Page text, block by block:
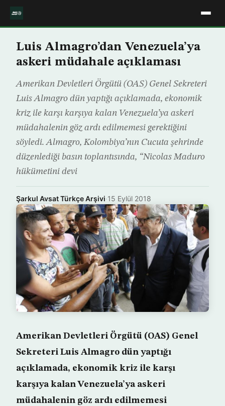
Luis Almagro’dan Venezuela’ya
askeri müdahale açıklaması
Amerikan Devletleri Örgütü (OAS) Genel Sekreteri
Luis Almagro dün yaptığı açıklamada, ekonomik
kriz ile karşı karşıya kalan Venezuela’ya askeri
müdahalenin göz ardı edilmemesi gerektiğini
söyledi. Almagro, Kolombiya’nın Cucuta şehrinde
düzenlediği basın toplantısında, “Nicolas Maduro
hükümetini devi
Şarkul Avsat Türkçe Arşivi·15 Eylül 2018
Amerikan Devletleri Örgütü (OAS) Genel
Sekreteri Luis Almagro dün yaptığı
açıklamada, ekonomik kriz ile karşı
karşıya kalan Venezuela’ya askeri
müdahalenin göz ardı edilmemesi